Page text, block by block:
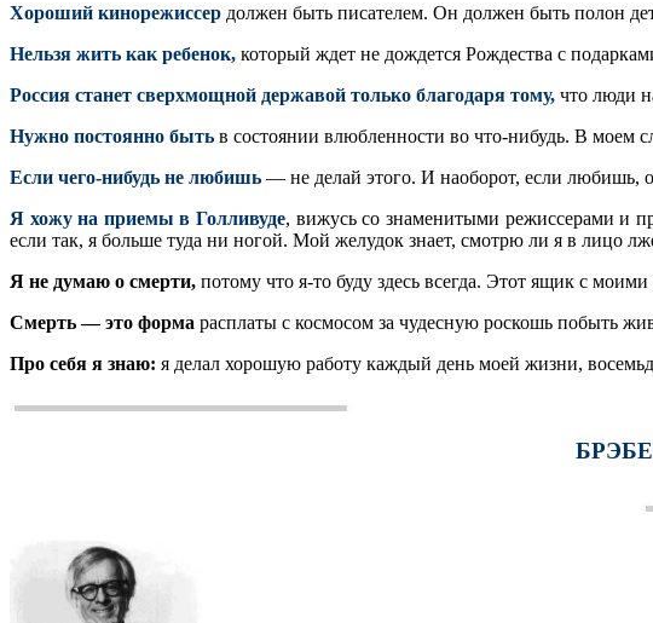
Хороший кинорежиссер должен быть писателем. Он должен быть полон
Нельзя жить как ребенок, который ждет не дождется Рождества с
Россия станет сверхмощной державой только благодаря тому, что люди
Нужно постоянно быть в состоянии влюбленности во что-нибудь. В моем
Если чего-нибудь не любишь — не делай этого. И наоборот, если любишь,
Я хожу на приемы в Голливуде, вижусь со знаменитыми режиссерами и
если так, я больше туда ни ногой. Мой желудок знает, смотрю ли я в лицо
Я не думаю о смерти, потому что я-то буду здесь всегда. Этот ящик с
Смерть — это форма расплаты с космосом за чудесную роскошь побыть
Про себя я знаю: я делал хорошую работу каждый день моей жизни,